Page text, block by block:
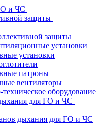
и ЧС
защиты
защиты
установки
установки
патроны
вентиляторы
оборудование
для ГО и ЧС
дыхания для ГО и ЧС